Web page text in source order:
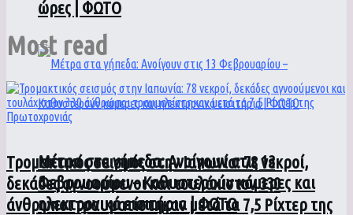
ώρες | ΦΩΤΟ
Μέτρα στα γήπεδα: Ανοίγουν στις 13
Φεβρουαρίου – Καθυστερούν κάμερες και
ηλεκτρονικά εισιτήρια | ΦΩΤΟ
Most read
Τρομακτικός σεισμός στην Ιαπωνία: 78 νεκροί,
δεκάδες αγνοούμενοι και τουλάχιστον 330
άνθρωποι τραυματίστηκαν μετά τα 7,5 Ρίχτερ της